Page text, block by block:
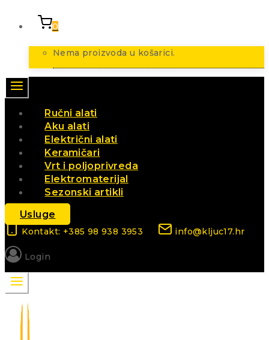
0
Nema proizvoda u košarici.
Ručni alati
Aku alati
Električni alati
Keramičari
Vrt i poljoprivreda
Elektromaterijal
Sezonski artikli
Usluge
Kontakt: +385 98 938 3953 info@kljuc17.hr
Login